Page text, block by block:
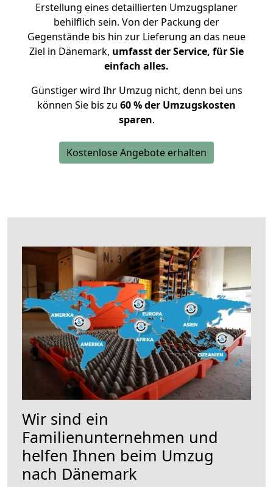
Erstellung eines detaillierten Umzugsplaner
behilflich sein. Von der Packung der
Gegenstände bis hin zur Lieferung an das neue
Ziel in Dänemark, umfasst der Service, für Sie
einfach alles.
Günstiger wird Ihr Umzug nicht, denn bei uns
können Sie bis zu 60 % der Umzugskosten
sparen.
Kostenlose Angebote erhalten
Wir sind ein
Familienunternehmen und
helfen Ihnen beim Umzug
nach Dänemark